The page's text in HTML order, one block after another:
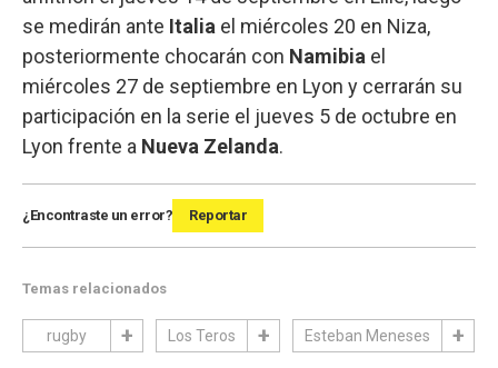
se medirán ante Italia el miércoles 20 en Niza,
posteriormente chocarán con Namibia el
miércoles 27 de septiembre en Lyon y cerrarán su
participación en la serie el jueves 5 de octubre en
Lyon frente a Nueva Zelanda.
¿Encontraste un error? Reportar
Temas relacionados
rugby Los Teros Esteban Meneses